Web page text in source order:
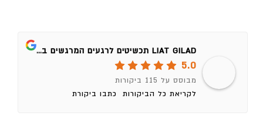
LIAT GILAD תכשיטים לרגעים המרגשים בחיים
5.0
מבוסס על 115 ביקורות
לקריאת כל הביקורות
כתבו ביקורת